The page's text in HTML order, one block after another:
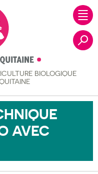
BIOLOGIQUE
AVEC